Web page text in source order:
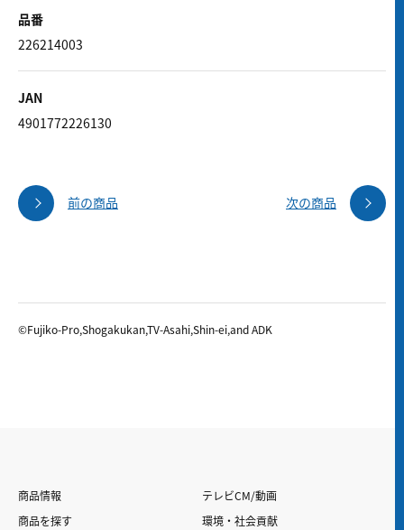
品番
226214003
JAN
4901772226130
前の商品 次の商品
©Fujiko-Pro,Shogakukan,TV-Asahi,Shin-ei,and ADK
商品情報
商品を探す
テレビCM/動画
環境・社会貢献